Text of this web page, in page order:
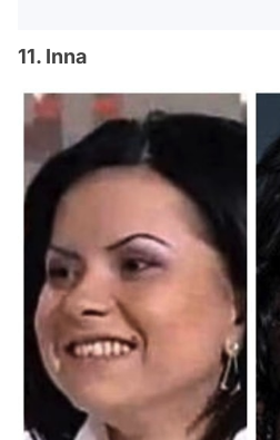
11. Inna